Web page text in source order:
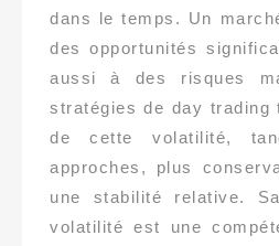
dans le temps. Un
des opportunités
aussi à des risques
stratégies de day trading
de cette volatilité,
approches, plus
une stabilité relative.
volatilité est une